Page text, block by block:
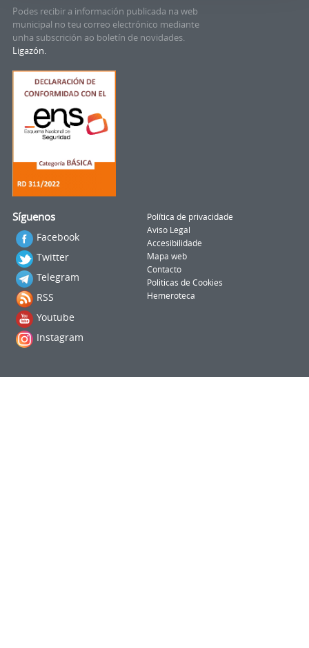
Podes recibir a información publicada na web
municipal no teu correo electrónico mediante
unha subscrición ao boletín de novidades.
Ligazón.
Síguenos
Facebook
Twitter
Telegram
RSS
Youtube
Instagram
Política de privacidade
Aviso Legal
Accesibilidade
Mapa web
Contacto
Politicas de Cookies
Hemeroteca